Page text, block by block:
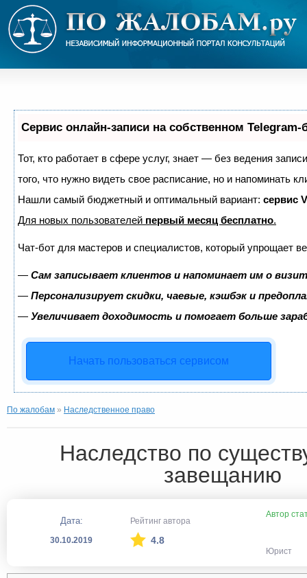
Сервис онлайн-записи на собственном Telegram-
Тот, кто работает в сфере услуг, знает — без ведения
того, что нужно видеть свое расписание, но и напоминать
Нашли самый бюджетный и оптимальный вариант: сервис
Для новых пользователей первый месяц бесплатно.
Чат-бот для мастеров и специалистов, который упрощает
— Сам записывает клиентов и напоминает им о
— Персонализирует скидки, чаевые, кэшбэк и
— Увеличивает доходимость и помогает больше
Начать пользоваться сервисом
По жалобам » Наследственное право
Наследство по
завещанию
Дата:
30.10.2019
Рейтинг автора
4.8
Автор
Юрист